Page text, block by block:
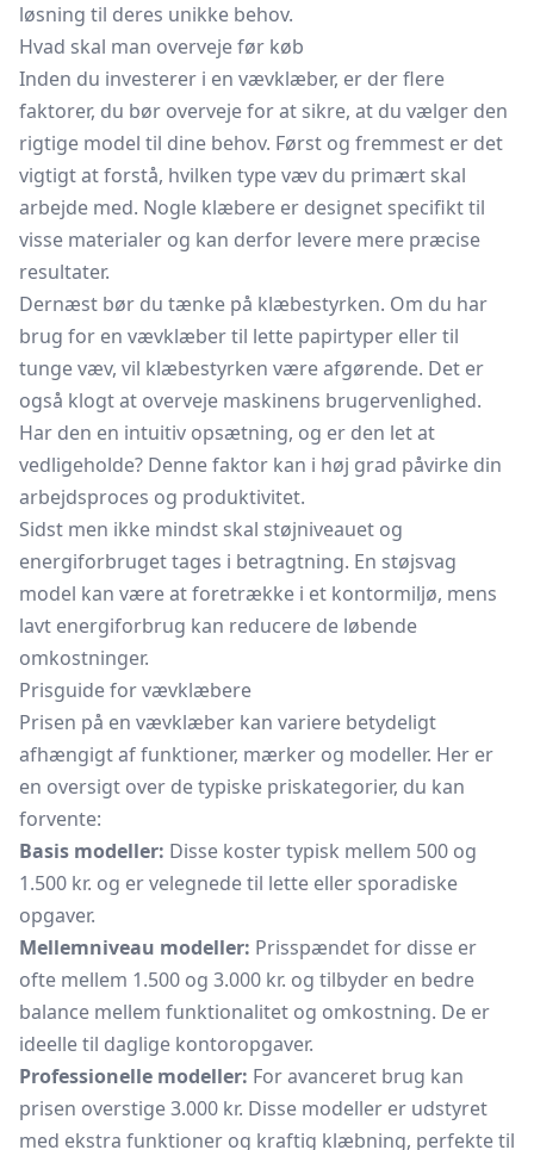
løsning til deres unikke behov.
Hvad skal man overveje før køb
Inden du investerer i en vævklæber, er der flere
faktorer, du bør overveje for at sikre, at du vælger den
rigtige model til dine behov. Først og fremmest er det
vigtigt at forstå, hvilken type væv du primært skal
arbejde med. Nogle klæbere er designet specifikt til
visse materialer og kan derfor levere mere præcise
resultater.
Dernæst bør du tænke på klæbestyrken. Om du har
brug for en vævklæber til lette papirtyper eller til
tunge væv, vil klæbestyrken være afgørende. Det er
også klogt at overveje maskinens brugervenlighed.
Har den en intuitiv opsætning, og er den let at
vedligeholde? Denne faktor kan i høj grad påvirke din
arbejdsproces og produktivitet.
Sidst men ikke mindst skal støjniveauet og
energiforbruget tages i betragtning. En støjsvag
model kan være at foretrække i et kontormiljø, mens
lavt energiforbrug kan reducere de løbende
omkostninger.
Prisguide for vævklæbere
Prisen på en vævklæber kan variere betydeligt
afhængigt af funktioner, mærker og modeller. Her er
en oversigt over de typiske priskategorier, du kan
forvente:
Basis modeller: Disse koster typisk mellem 500 og
1.500 kr. og er velegnede til lette eller sporadiske
opgaver.
Mellemniveau modeller: Prisspændet for disse er
ofte mellem 1.500 og 3.000 kr. og tilbyder en bedre
balance mellem funktionalitet og omkostning. De er
ideelle til daglige kontoropgaver.
Professionelle modeller: For avanceret brug kan
prisen overstige 3.000 kr. Disse modeller er udstyret
med ekstra funktioner og kraftig klæbning, perfekte til